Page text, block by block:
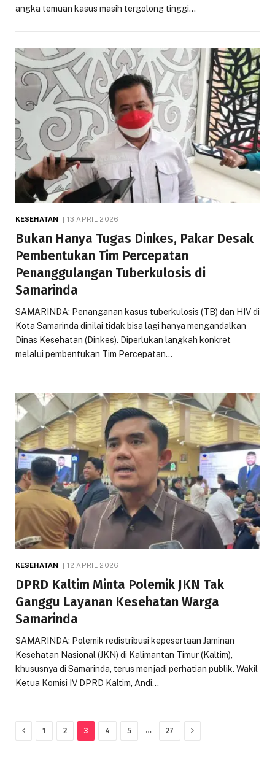
angka temuan kasus masih tergolong tinggi…
KESEHATAN 13 APRIL 2026
Bukan Hanya Tugas Dinkes, Pakar Desak
Pembentukan Tim Percepatan
Penanggulangan Tuberkulosis di
Samarinda
SAMARINDA: Penanganan kasus tuberkulosis (TB) dan HIV di
Kota Samarinda dinilai tidak bisa lagi hanya mengandalkan
Dinas Kesehatan (Dinkes). Diperlukan langkah konkret
melalui pembentukan Tim Percepatan…
KESEHATAN 12 APRIL 2026
DPRD Kaltim Minta Polemik JKN Tak
Ganggu Layanan Kesehatan Warga
Samarinda
SAMARINDA: Polemik redistribusi kepesertaan Jaminan
Kesehatan Nasional (JKN) di Kalimantan Timur (Kaltim),
khususnya di Samarinda, terus menjadi perhatian publik. Wakil
Ketua Komisi IV DPRD Kaltim, Andi…
Previous
1 2 3 4 5 … 27 Next